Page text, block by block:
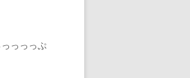
っっっぷ